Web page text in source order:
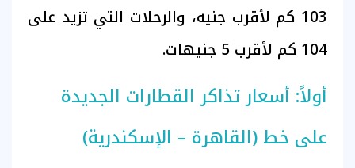
103 كم لأقرب جنيه، والرحلات التي تزيد على
104 كم لأقرب 5 جنيهات.
أولاً: أسعار تذاكر القطارات الجديدة
على خط (القاهرة – الإسكندرية)